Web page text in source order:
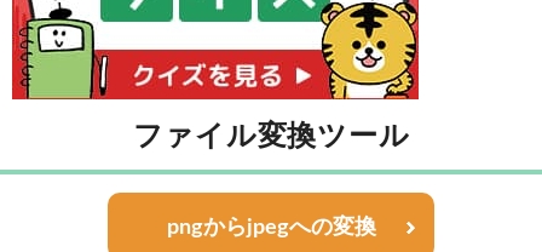
ファイル変換ツール
pngからjpegへの変換